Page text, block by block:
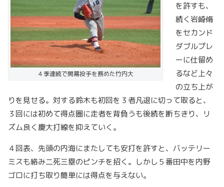
４季連続で開幕投手を務めた竹内大
を許すも、
続く岩崎脩
をセカンド
ダブルプレ
ーに仕留め
るなど上々
の立ち上が
りを見せる。対する鈴木も初回を３者凡退に切って取ると、
３回には初めて得点圏に走者を背負うも後続を断ちきり、リ
ズム良く慶大打線を抑えていく。
４回表、先頭の内海にまたしても安打を許すと、バッテリー
ミスも絡み二死三塁のピンチを招く。しかし５番田中を内野
ゴロに打ち取り簡単には得点を与えない。